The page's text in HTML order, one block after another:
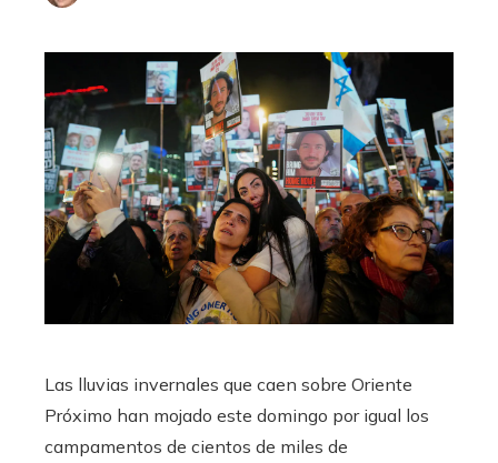
Las lluvias invernales que caen sobre Oriente
Próximo han mojado este domingo por igual los
campamentos de cientos de miles de